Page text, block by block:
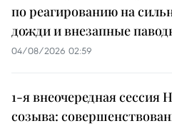
по реагированию на
дожди и внезапные
04/08/2026 02:59
1-я внеочередная сессия
созыва: